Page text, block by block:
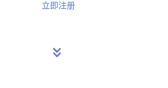
立即注册